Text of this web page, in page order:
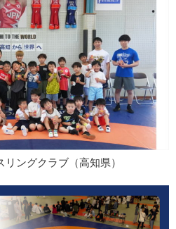
リングクラブ（高知県）